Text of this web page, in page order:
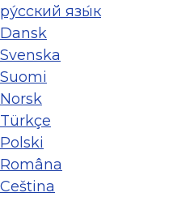
ру́сский язы́к
Dansk
Svenska
Suomi
Norsk
Türkçe
Polski
Româna
Ceština